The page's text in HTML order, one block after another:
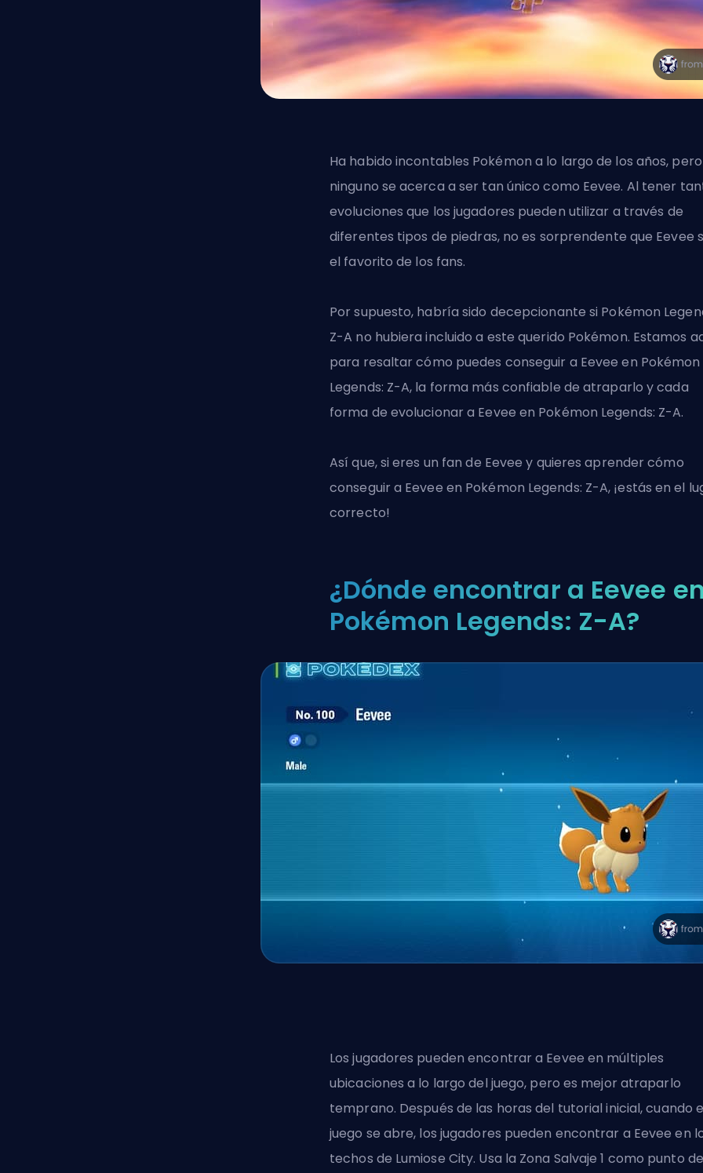
Ha habido incontables Pokémon a lo largo de los años, pero
ninguno se acerca a ser tan único como Eevee. Al tener
evoluciones que los jugadores pueden utilizar a través de
diferentes tipos de piedras, no es sorprendente que Eevee
el favorito de los fans.
Por supuesto, habría sido decepcionante si Pokémon
Z-A no hubiera incluido a este querido Pokémon. Estamos
para resaltar cómo puedes conseguir a Eevee en Pokémon
Legends: Z-A, la forma más confiable de atraparlo y cada
forma de evolucionar a Eevee en Pokémon Legends: Z-A.
Así que, si eres un fan de Eevee y quieres aprender cómo
conseguir a Eevee en Pokémon Legends: Z-A, ¡estás en el
correcto!
¿Dónde encontrar a Eevee en
Pokémon Legends: Z-A?
Los jugadores pueden encontrar a Eevee en múltiples
ubicaciones a lo largo del juego, pero es mejor atraparlo
temprano. Después de las horas del tutorial inicial, cuando
juego se abre, los jugadores pueden encontrar a Eevee en
techos de Lumiose City. Usa la Zona Salvaje 1 como punto de